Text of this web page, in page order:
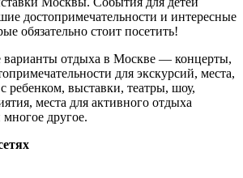
достопримечательности и интересные
обязательно стоит посетить!
отдыха в Москве — концерты,
для экскурсий, места,
ребенком, выставки, театры, шоу,
места для активного отдыха
другое.